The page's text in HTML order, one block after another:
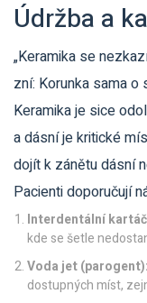
Údržba a
„Keramika se
zní: Korunka sama
Keramika je sice
a dásní je kritické
dojít k zánětu dásní
Pacienti doporučují
Interdentální
kde se šetle
Voda jet (parogent):
dostupných míst,